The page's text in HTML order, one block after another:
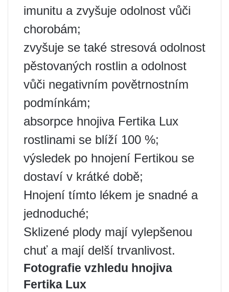
imunitu a zvyšuje odolnost vůči
chorobám;
zvyšuje se také stresová odolnost
pěstovaných rostlin a odolnost
vůči negativním povětrnostním
podmínkám;
absorpce hnojiva Fertika Lux
rostlinami se blíží 100 %;
výsledek po hnojení Fertikou se
dostaví v krátké době;
Hnojení tímto lékem je snadné a
jednoduché;
Sklizené plody mají vylepšenou
chuť a mají delší trvanlivost.
Fotografie vzhledu hnojiva
Fertika Lux